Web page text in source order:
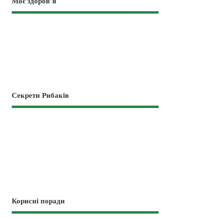
Секрети Рибаків
Корисні поради